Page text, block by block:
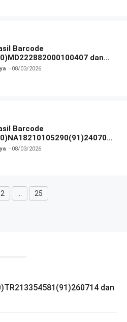
Barcode
dan
BPOM
08/03/2026
Barcode
Izin BPOM
08/03/2026
Halaman
2 … Halaman
25
dan